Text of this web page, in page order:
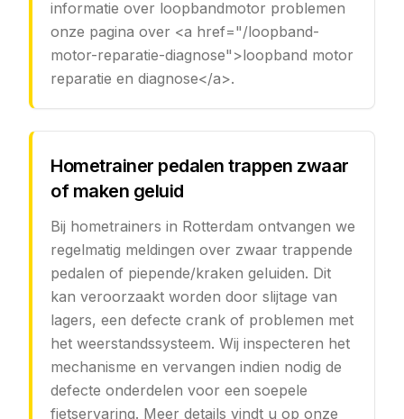
informatie over loopbandmotor problemen
onze pagina over <a href="/loopband-
motor-reparatie-diagnose">loopband motor
reparatie en diagnose</a>.
Hometrainer pedalen trappen zwaar
of maken geluid
Bij hometrainers in Rotterdam ontvangen we
regelmatig meldingen over zwaar trappende
pedalen of piepende/kraken geluiden. Dit
kan veroorzaakt worden door slijtage van
lagers, een defecte crank of problemen met
het weerstandssysteem. Wij inspecteren het
mechanisme en vervangen indien nodig de
defecte onderdelen voor een soepele
fietservaring. Meer details vindt u op onze